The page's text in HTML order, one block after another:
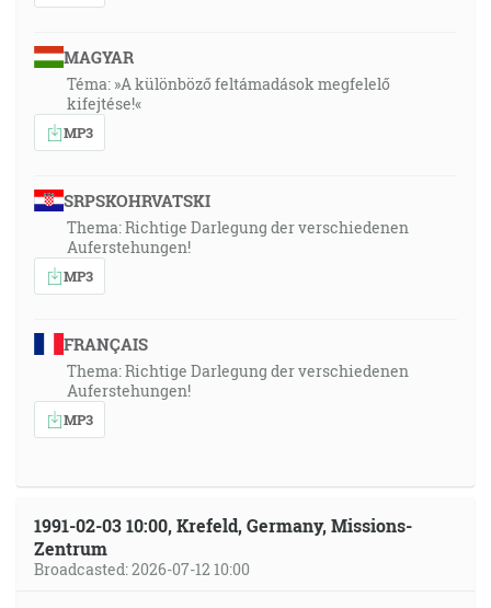
MAGYAR
Téma: »A különböző feltámadások megfelelő
kifejtése!«
MP3
SRPSKOHRVATSKI
Thema: Richtige Darlegung der verschiedenen
Auferstehungen!
MP3
FRANÇAIS
Thema: Richtige Darlegung der verschiedenen
Auferstehungen!
MP3
1991-02-03 10:00, Krefeld, Germany, Missions-
Zentrum
Broadcasted: 2026-07-12 10:00